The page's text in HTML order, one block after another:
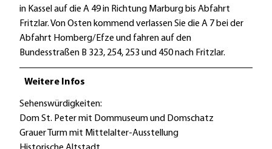
in Kassel auf die A 49 in Richtung Marburg bis Abfahrt
Fritzlar. Von Osten kommend verlassen Sie die A 7 bei der
Abfahrt Homberg/Efze und fahren auf den
Bundesstraßen B 323, 254, 253 und 450 nach Fritzlar.
Weitere Infos
Sehenswürdigkeiten:
Dom St. Peter mit Dommuseum und Domschatz
Grauer Turm mit Mittelalter-Ausstellung